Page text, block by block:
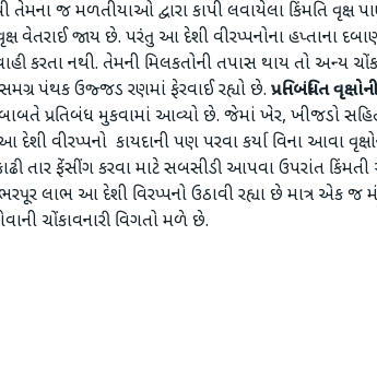
તેમના જ મળતીયાઓ દ્વારા કાપી લવાયેલા કિંમતિ વૃક્ષ
વેતરાઈ જાય છે. પરંતુ આ દેશી વીરપ્પનોના હપ્તાના
નથી. તેમની મિલકતોની તપાસ થાય તો અન્ય
પંથક ઉજ્જડ રણમાં ફેરવાઈ રહ્યો છે. પ્રતિબંધિત
બાબતે પ્રતિબંધ મુકવામાં આવ્યો છે. જેમાં ખેર, ખીજડો
વીરપ્પનો કાયદાની પણ પરવા કર્યા વિના આવા
તાર ફેંસીંગ કરવા માટે સબસીડી આપવા ઉપરાંત
લાભ આ દેશી વિરપ્પનો ઉઠાવી રહ્યા છે માત્ર એક જ
ચોંકાવનારી વિગતો મળે છે.